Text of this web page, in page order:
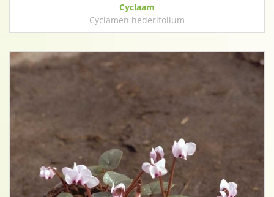
Cyclaam
Cyclamen hederifolium